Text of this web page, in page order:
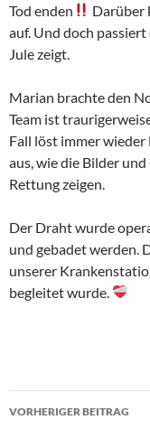
Tod enden
Darüber
auf. Und doch
Jule zeigt.
Marian brachte den
Team ist
Fall löst immer
aus, wie die Bilder
Rettung zeigen.
Der Draht wurde
und gebadet werden.
unserer
begleitet wurde.
VORHERIGER BEITRAG